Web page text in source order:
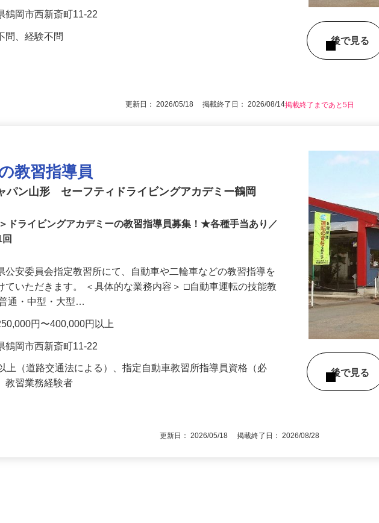
円〜250,000円以上
鶴岡市西新斎町11-22
後で見る
教習指導員
パン山形 セーフティドライビングアカデミー鶴岡
ドライビングアカデミーの教習指導員募集！★各種手当あり／
公安委員会指定教習所にて、自動車や二輪車などの教習指導を
ていただきます。 ＜具体的な業務内容＞ □自動車運転の技能教
通・中型・大型…
円〜400,000円以上
鶴岡市西新斎町11-22